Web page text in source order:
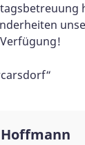
Hoffmann